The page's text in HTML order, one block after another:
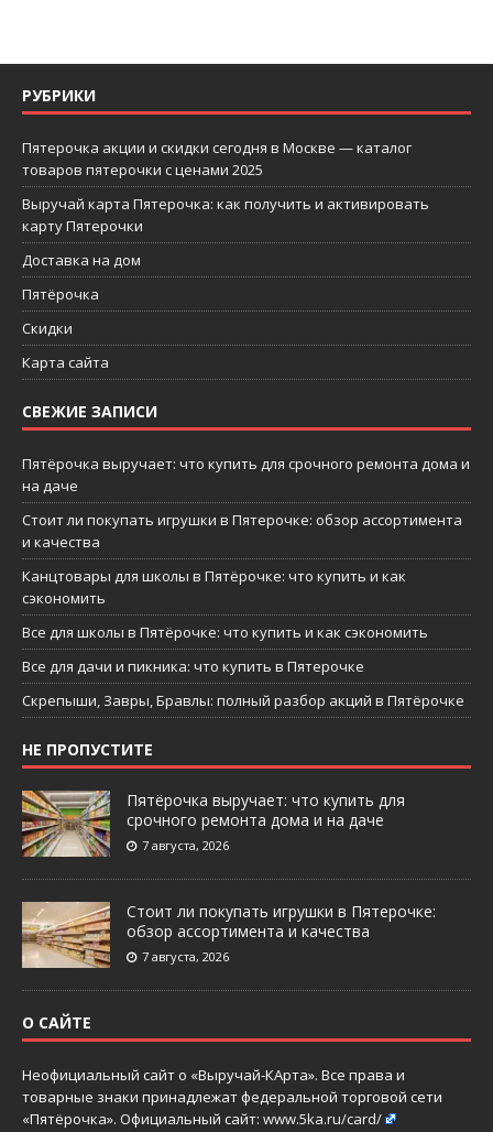
РУБРИКИ
Пятерочка акции и скидки сегодня в Москве — каталог
товаров пятерочки с ценами 2025
Выручай карта Пятерочка: как получить и активировать
карту Пятерочки
Доставка на дом
Пятёрочка
Скидки
Карта сайта
СВЕЖИЕ ЗАПИСИ
Пятёрочка выручает: что купить для срочного ремонта дома и
на даче
Стоит ли покупать игрушки в Пятерочке: обзор ассортимента
и качества
Канцтовары для школы в Пятёрочке: что купить и как
сэкономить
Все для школы в Пятёрочке: что купить и как сэкономить
Все для дачи и пикника: что купить в Пятерочке
Скрепыши, Завры, Бравлы: полный разбор акций в Пятёрочке
НЕ ПРОПУСТИТЕ
Пятёрочка выручает: что купить для
срочного ремонта дома и на даче
7 августа, 2026
Стоит ли покупать игрушки в Пятерочке:
обзор ассортимента и качества
7 августа, 2026
О САЙТЕ
Неофициальный сайт о «Выручай-КАрта». Все права и
товарные знаки принадлежат федеральной торговой сети
«Пятёрочка». Официальный сайт: www.5ka.ru/card/